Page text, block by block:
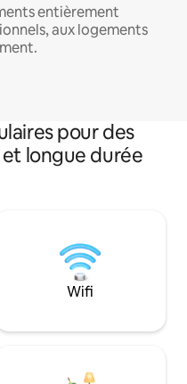
entièrement
aux logements
pour des
longue durée
Wifi